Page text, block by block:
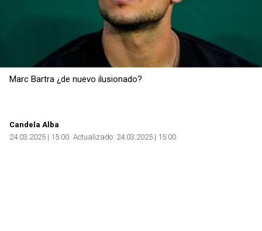
Marc Bartra ¿de nuevo ilusionado?
Candela Alba
24.03.2025 | 15:00 Actualizado: 24.03.2025 | 15:00